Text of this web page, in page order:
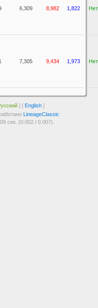
6,309 8,982 1,822 Нет
7,305 9,434 1,973 Нет
] [ English ]
LineageClassic
сек. (0.002 / 0.007).